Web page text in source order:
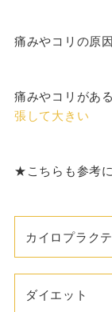
痛みやコリの原
痛みやコリがあ
張して大きい
★こちらも参考に
カイロプラク
ダイエット